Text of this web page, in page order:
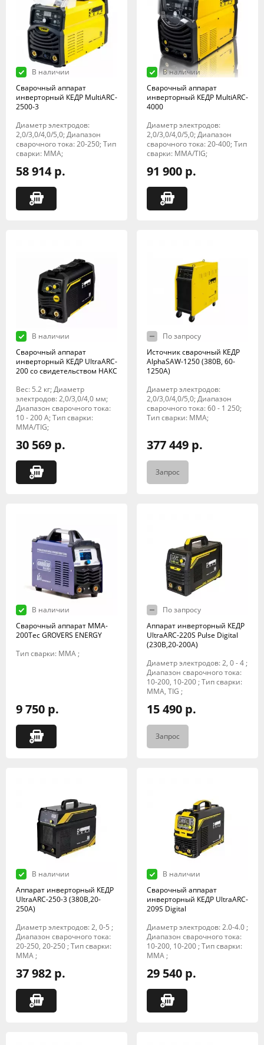
В наличии
Сварочный аппарат
инверторный КЕДР MultiARC-
2500-3
Диаметр электродов:
2,0/3,0/4,0/5,0; Диапазон
сварочного тока: 20-250; Тип
сварки: MMA;
58 914 р.
В наличии
Сварочный аппарат
инверторный КЕДР MultiARC-
4000
Диаметр электродов:
2,0/3,0/4,0/5,0; Диапазон
сварочного тока: 20-400; Тип
сварки: MMA/TIG;
91 900 р.
В наличии
Сварочный аппарат
инверторный КЕДР UltraARC-
200 со свидетельством НАКС
Вес: 5.2 кг; Диаметр
электродов: 2,0/3,0/4,0 мм;
Диапазон сварочного тока:
10 - 200 А; Тип сварки:
MMA/TIG;
30 569 р.
По запросу
Источник сварочный КЕДР
AlphaSAW-1250 (380В, 60-
1250А)
Диаметр электродов:
2,0/3,0/4,0/5,0; Диапазон
сварочного тока: 60 - 1 250;
Тип сварки: MMA;
377 449 р.
Запрос
В наличии
Сварочный аппарат MMA-
200Tec GROVERS ENERGY
Тип сварки: MMA ;
9 750 р.
По запросу
Аппарат инверторный КЕДР
UltraARC-220S Pulse Digital
(230В,20-200А)
Диаметр электродов: 2, 0 - 4 ;
Диапазон сварочного тока:
10-200, 10-200 ; Тип сварки:
MMA, TIG ;
15 490 р.
Запрос
В наличии
Аппарат инверторный КЕДР
UltraARC-250-3 (380В,20-
250А)
Диаметр электродов: 2, 0-5 ;
Диапазон сварочного тока:
20-250, 20-250 ; Тип сварки:
MMA ;
37 982 р.
В наличии
Сварочный аппарат
инверторный КЕДР UltraARC-
209S Digital
Диаметр электродов: 2.0-4.0 ;
Диапазон сварочного тока:
10-200, 10-200 ; Тип сварки:
MMA ;
29 540 р.